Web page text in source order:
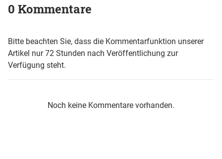
0 Kommentare
Bitte beachten Sie, dass die Kommentarfunktion unserer
Artikel nur 72 Stunden nach Veröffentlichung zur
Verfügung steht.
Noch keine Kommentare vorhanden.